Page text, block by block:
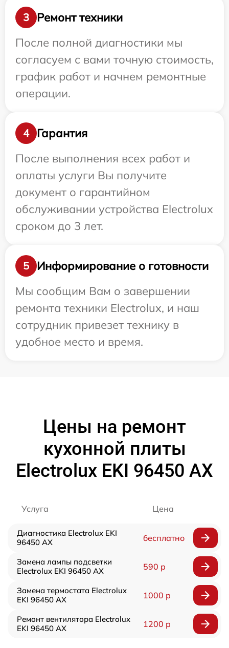
3
Ремонт техники
После полной диагностики мы
согласуем с вами точную стоимость,
график работ и начнем ремонтные
операции.
4
Гарантия
После выполнения всех работ и
оплаты услуги Вы получите
документ о гарантийном
обслуживании устройства Electrolux
сроком до 3 лет.
5
Информирование о готовности
Мы сообщим Вам о завершении
ремонта техники Electrolux, и наш
сотрудник привезет технику в
удобное место и время.
Цены на ремонт
кухонной плиты
Electrolux EKI 96450 AX
Услуга Цена
Диагностика Electrolux EKI
96450 AX
бесплатно
Замена лампы подсветки
Electrolux EKI 96450 AX
590 р
Замена термостата Electrolux
EKI 96450 AX
1000 р
Ремонт вентилятора Electrolux
EKI 96450 AX
1200 р